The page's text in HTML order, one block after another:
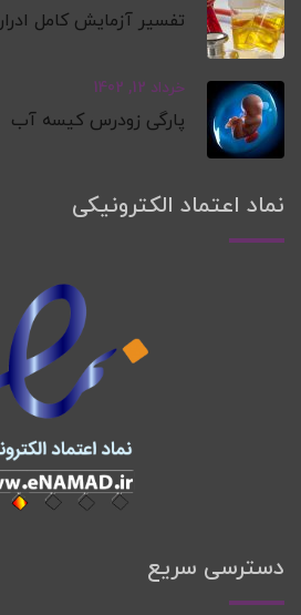
تفسیر آزمایش کامل ادرار
خرداد 12, 1402
پارگی زودرس کیسه آب
نماد اعتماد الکترونیکی
دسترسی سریع